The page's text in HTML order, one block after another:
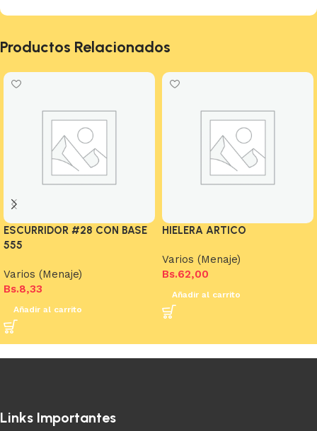
Productos Relacionados
ESCURRIDOR #28 CON BASE
555
Varios (Menaje)
Bs.8,33
Añadir al carrito
HIELERA ARTICO
Varios (Menaje)
Bs.62,00
Añadir al carrito
Links Importantes